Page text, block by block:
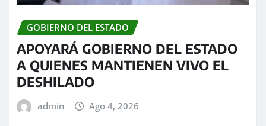
GOBIERNO DEL ESTADO
APOYARÁ GOBIERNO DEL ESTADO
A QUIENES MANTIENEN VIVO EL
DESHILADO
admin Ago 4, 2026